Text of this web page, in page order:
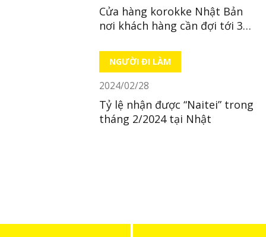
Cửa hàng korokke Nhật Bản
nơi khách hàng cần đợi tới 38
NGƯỜI ĐI LÀM
2024/02/28
Tỷ lệ nhận được “Naitei” trong
tháng 2/2024 tại Nhật